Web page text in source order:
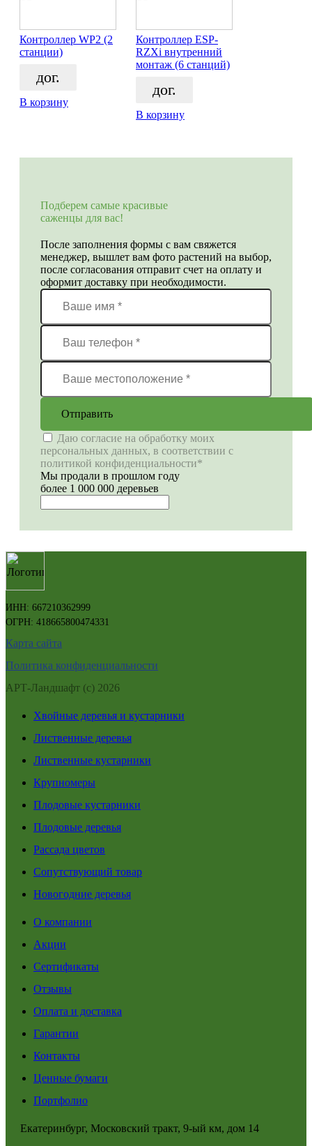
Контроллер WP2 (2
станции)
дог.
В корзину
Контроллер ESP-
RZXi внутренний
монтаж (6 станций)
дог.
В корзину
Подберем самые красивые
саженцы для вас!
После заполнения формы с вам свяжется
менеджер, вышлет вам фото растений на выбор,
после согласования отправит счет на оплату и
оформит доставку при необходимости.
Отправить
Даю согласие на обработку моих
персональных данных, в соответствии с
политикой конфиденциальности*
Мы продали в прошлом году
более 1 000 000 деревьев
ИНН: 667210362999
ОГРН: 418665800474331
Карта сайта
Политика конфиденциальности
АРТ-Ландшафт (с) 2026
Хвойные деревья и кустарники
Лиственные деревья
Лиственные кустарники
Крупномеры
Плодовые кустарники
Плодовые деревья
Рассада цветов
Сопутствующий товар
Новогодние деревья
О компании
Акции
Сертификаты
Отзывы
Оплата и доставка
Гарантии
Контакты
Ценные бумаги
Портфолио
Екатеринбург, Московский тракт, 9-ый км, дом 14